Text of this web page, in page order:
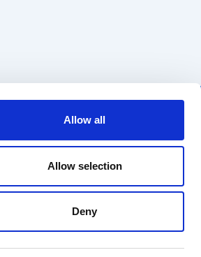
Allow all
Allow selection
Deny
02-677 Warszawa
kontakt@multiwash.pl